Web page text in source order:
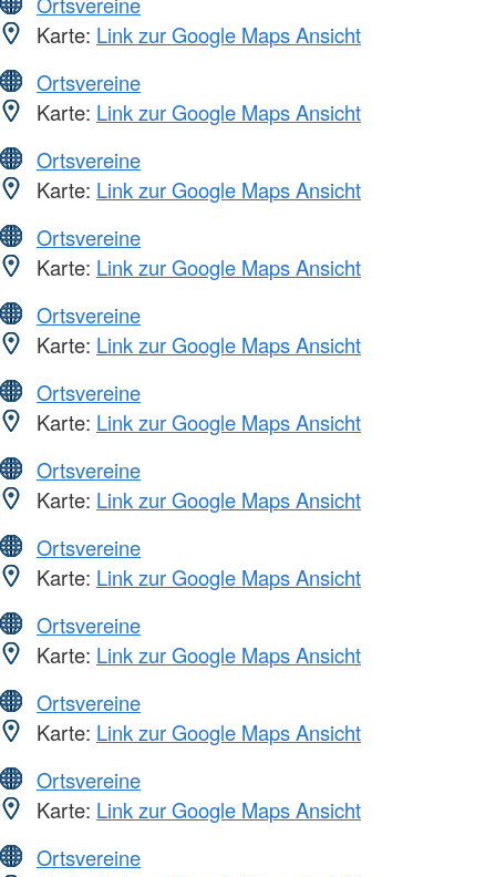
Karte: Link zur Google Maps Ansicht
Ortsvereine
Karte: Link zur Google Maps Ansicht
Ortsvereine
Karte: Link zur Google Maps Ansicht
Ortsvereine
Karte: Link zur Google Maps Ansicht
Ortsvereine
Karte: Link zur Google Maps Ansicht
Ortsvereine
Karte: Link zur Google Maps Ansicht
Ortsvereine
Karte: Link zur Google Maps Ansicht
Ortsvereine
Karte: Link zur Google Maps Ansicht
Ortsvereine
Karte: Link zur Google Maps Ansicht
Ortsvereine
Karte: Link zur Google Maps Ansicht
Ortsvereine
Karte: Link zur Google Maps Ansicht
Ortsvereine